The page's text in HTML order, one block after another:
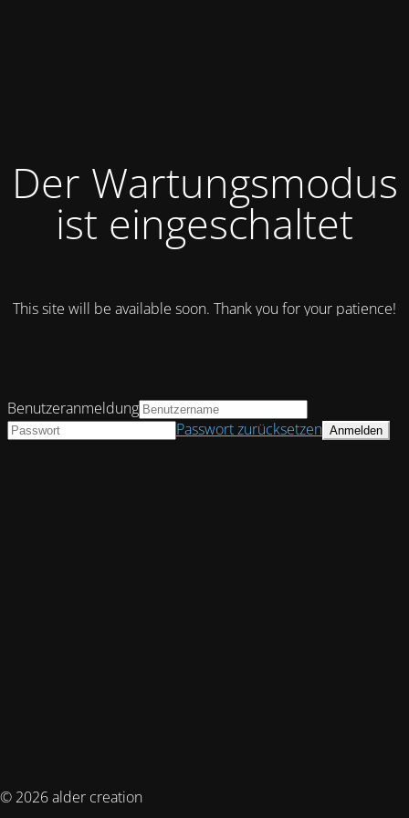
Der Wartungsmodus
ist eingeschaltet
This site will be available soon. Thank you for your patience!
© 2026 alder creation
Benutzeranmeldung
Passwort zurücksetzen